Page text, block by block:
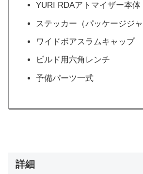
YURI RDAアトマイザー本体
ステッカー（パッケージジャ
ワイドボアスラムキャップ
ビルド用六角レンチ
予備パーツ一式
詳細